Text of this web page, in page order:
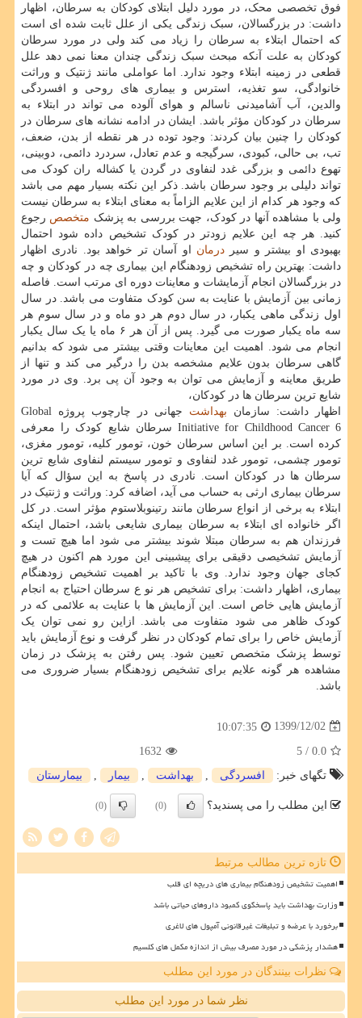
فوق تخصصی محک، در مورد دلیل ابتلای کودکان به سرطان، اظهار
داشت: در بزرگسالان، سبک زندگی یکی از علل ثابت شده ای است
که احتمال ابتلاء به سرطان را زیاد می کند ولی در مورد سرطان
کودکان به علت آنکه مبحث سبک زندگی چندان معنا نمی دهد علل
قطعی در زمینه ابتلاء وجود ندارد. اما عواملی مانند ژنتیک و وراثت
خانوادگی، سو تغذیه، استرس و بیماری های روحی و افسردگی
والدین، آب آشامیدنی ناسالم و هوای آلوده می تواند در ابتلاء به
سرطان در کودکان مؤثر باشد. ایشان در ادامه نشانه های سرطان در
کودکان را چنین بیان کردند: وجود توده در هر نقطه از بدن، ضعف،
تب، بی حالی، کبودی، سرگیجه و عدم تعادل، سردرد دائمی، دوبینی،
تهوع دائمی و بزرگی غدد لنفاوی در گردن یا کشاله ران کودک می
تواند دلیلی بر وجود سرطان باشد. ذکر این نکته بسیار مهم می باشد
که وجود هر کدام از این علایم الزاماً به معنای ابتلاء به سرطان نیست
ولی با مشاهده آنها در کودک، جهت بررسی به پزشک متخصص رجوع
کنید. هر چه این علایم زودتر در کودک تشخیص داده شود احتمال
بهبودی او بیشتر و سیردرمان او آسان تر خواهد بود. نادری اظهار
داشت: بهترین راه تشخیص زودهنگام این بیماری چه در کودکان و چه
در بزرگسالان انجام آزمایشات و معاینات دوره ای مرتب است. فاصله
زمانی بین آزمایش با عنایت به سن کودک متفاوت می باشد. در سال
اول زندگی ماهی یکبار، در سال دوم هر دو ماه و در سال سوم هر
سه ماه یکبار صورت می گیرد. پس از آن هر ۶ ماه یا یک سال یکبار
انجام می شود. اهمیت این معاینات وقتی بیشتر می شود که بدانیم
گاهی سرطان بدون علایم مشخصه بدن را درگیر می کند و تنها از
طریق معاینه و آزمایش می توان به وجود آن پی برد. وی در مورد
شایع ترین سرطان ها در کودکان،
اظهار داشت: سازمان بهداشت
جهانی در چارچوب پروژه Global
Initiative for Childhood Cancer 6 سرطان شایع کودک را معرفی
کرده است. بر این اساس سرطان خون، تومور کلیه، تومور مغزی،
تومور چشمی، تومور غدد لنفاوی و تومور سیستم لنفاوی شایع ترین
سرطان ها در کودکان است. نادری در پاسخ به این سؤال که آیا
سرطان بیماری ارثی به حساب می آید، اضافه کرد: وراثت و ژنتیک در
ابتلاء به برخی از انواع سرطان مانند رتینوبلاستوم مؤثر است. در کل
اگر خانواده ای ابتلاء به سرطان بیماری شایعی باشد، احتمال اینکه
فرزندان هم به سرطان مبتلا شوند بیشتر می شود اما هیچ تست و
آزمایش تشخیصی دقیقی برای پیشبینی این مورد هم اکنون در هیچ
کجای جهان وجود ندارد. وی با تاکید بر اهمیت تشخیص زودهنگام
بیماری، اظهار داشت: برای تشخیص هر نو ع سرطان احتیاج به انجام
آزمایش هایی خاص است. این آزمایش ها با عنایت به علائمی که در
کودک ظاهر می شود متفاوت می باشد. ازاین رو نمی توان یک
آزمایش خاص را برای تمام کودکان در نظر گرفت و نوع آزمایش باید
توسط پزشک متخصص تعیین شود. پس رفتن به پزشک در زمان
مشاهده هر گونه علایم برای تشخیص زودهنگام بسیار ضروری می
باشد.
1399/12/02
10:07:35
0.0
/ 5
1632
تگهای خبر:
افسردگی بهداشت بیمار بیمارستان
این مطلب را می پسندید؟ (0)
(0)
تازه ترین مطالب مرتبط
اهمیت تشخیص زودهنگام بیماری های دریچه ای قلب
وزارت بهداشت باید پاسخگوی کمبود داروهای حیاتی باشد
برخورد با عرضه و تبلیغات غیرقانونی آمپول های لاغری
هشدار پزشکی در مورد مصرف بیش از اندازه مکمل های کلسیم
نظرات بینندگان در مورد این مطلب
نظر شما در مورد این مطلب